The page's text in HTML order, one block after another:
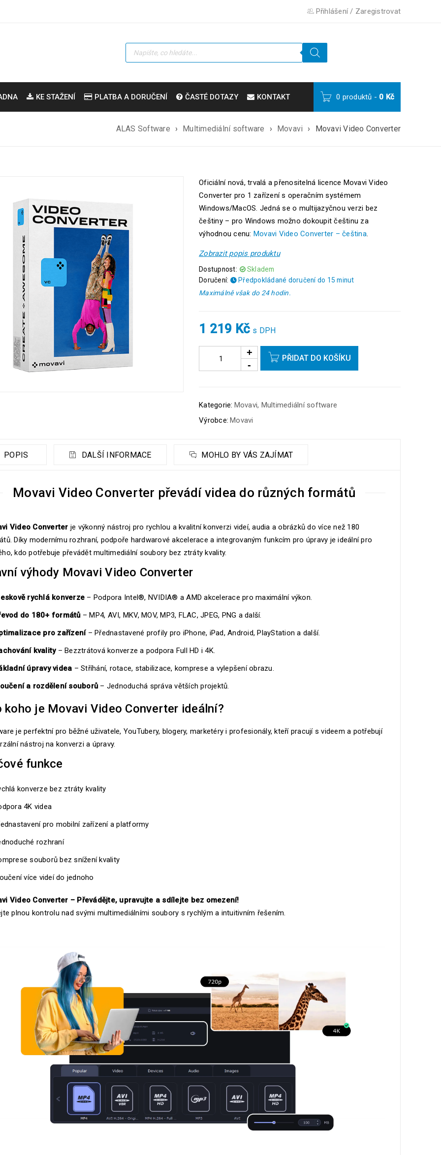
Přihlášení/ Zaregistrovat
KE STAŽENÍ PLATBA A DORUČENÍ ČASTÉ DOTAZY KONTAKT 0 produktů - 0 Kč
ALAS Software › Multimediální software › Movavi › Movavi Video Converter
Oficiální nová, trvalá a přenositelná licence Movavi Video
Converter pro 1 zařízení s operačním systémem
Windows/MacOS. Jedná se o multijazyčnou verzi bez
češtiny – pro Windows možno dokoupit češtinu za
výhodnou cenu: Movavi Video Converter – čeština.
Zobrazit popis produktu
Dostupnost:
Skladem
Doručení:
Předpokládané doručení do 15 minut
Maximálně však do 24 hodin.
1 219 Kč s DPH
PŘIDAT DO KOŠÍKU
Kategorie: Movavi, Multimediální software
Výrobce: Movavi
POPIS DALŠÍ INFORMACE MOHLO BY VÁS ZAJÍMAT
Movavi Video Converter převádí videa do různých formátů
Video Converter je výkonný nástroj pro rychlou a kvalitní konverzi videí, audia a obrázků do více než 180
Díky modernímu rozhraní, podpoře hardwarové akcelerace a integrovaným funkcím pro úpravy je ideální pro
kdo potřebuje převádět multimediální soubory bez ztráty kvality.
výhody Movavi Video Converter
rychlá konverze – Podpora Intel®, NVIDIA® a AMD akcelerace pro maximální výkon.
do 180+ formátů – MP4, AVI, MKV, MOV, MP3, FLAC, JPEG, PNG a další.
pro zařízení– Přednastavené profily pro iPhone, iPad, Android, PlayStation a další.
kvality– Bezztrátová konverze a podpora Full HD i 4K.
úpravy videa – Stříhání, rotace, stabilizace, komprese a vylepšení obrazu.
a rozdělení souborů – Jednoduchá správa větších projektů.
koho je Movavi Video Converter ideální?
je perfektní pro běžné uživatele, YouTubery, blogery, marketéry i profesionály, kteří pracují s videem a potřebují
nástroj na konverzi a úpravy.
funkce
konverze bez ztráty kvality
4K videa
pro mobilní zařízení a platformy
rozhraní
souborů bez snížení kvality
více videí do jednoho
Video Converter – Převádějte, upravujte a sdílejte bez omezení!
plnou kontrolu nad svými multimediálními soubory s rychlým a intuitivním řešením.